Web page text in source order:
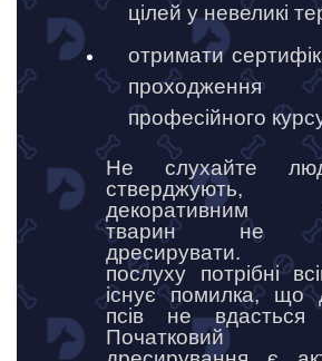
цілей у невеликі
отримати
проходження
професійного
Не слухайте
декоративним
тварин не
дресирувати.
послуху потрібні
існує помилка, що
псів не вдасться